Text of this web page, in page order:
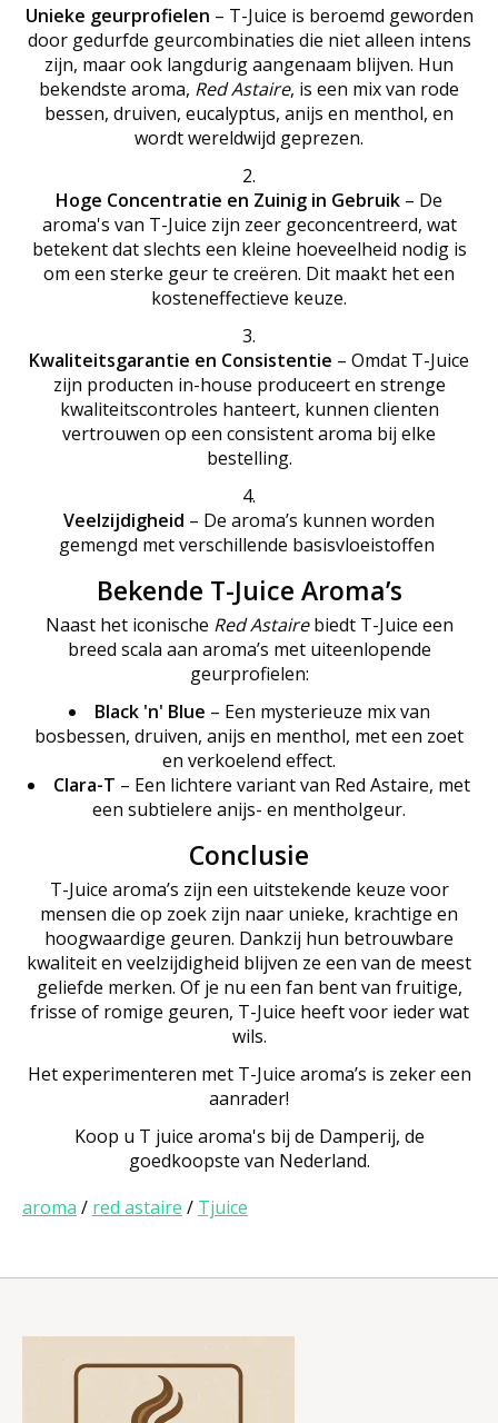
Unieke geurprofielen – T-Juice is beroemd geworden
door gedurfde geurcombinaties die niet alleen intens
zijn, maar ook langdurig aangenaam blijven. Hun
bekendste aroma, Red Astaire, is een mix van rode
bessen, druiven, eucalyptus, anijs en menthol, en
wordt wereldwijd geprezen.
Hoge Concentratie en Zuinig in Gebruik – De
aroma's van T-Juice zijn zeer geconcentreerd, wat
betekent dat slechts een kleine hoeveelheid nodig is
om een sterke geur te creëren. Dit maakt het een
kosteneffectieve keuze.
Kwaliteitsgarantie en Consistentie – Omdat T-Juice
zijn producten in-house produceert en strenge
kwaliteitscontroles hanteert, kunnen clienten
vertrouwen op een consistent aroma bij elke
bestelling.
Veelzijdigheid – De aroma’s kunnen worden
gemengd met verschillende basisvloeistoffen
Bekende T-Juice Aroma’s
Naast het iconische Red Astairebiedt T-Juice een
breed scala aan aroma’s met uiteenlopende
geurprofielen:
Black 'n' Blue – Een mysterieuze mix van
bosbessen, druiven, anijs en menthol, met een zoet
en verkoelend effect.
Clara-T – Een lichtere variant van Red Astaire, met
een subtielere anijs- en mentholgeur.
Conclusie
T-Juice aroma’s zijn een uitstekende keuze voor
mensen die op zoek zijn naar unieke, krachtige en
hoogwaardige geuren. Dankzij hun betrouwbare
kwaliteit en veelzijdigheid blijven ze een van de meest
geliefde merken. Of je nu een fan bent van fruitige,
frisse of romige geuren, T-Juice heeft voor ieder wat
wils.
Het experimenteren met T-Juice aroma’s is zeker een
aanrader!
Koop u T juice aroma's bij de Damperij, de
goedkoopste van Nederland.
aroma / red astaire / Tjuice